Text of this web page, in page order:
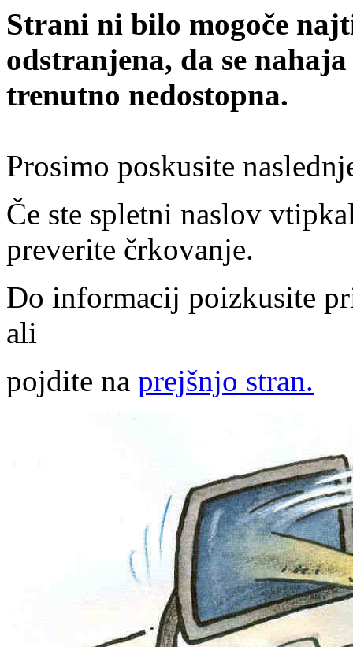
Strani ni bilo mogoče
odstranjena, da se
trenutno nedostopna.
Prosimo poskusite
Če ste spletni naslov
preverite črkovanje.
Do informacij poizkusite
ali
pojdite na prejšnjo stran.